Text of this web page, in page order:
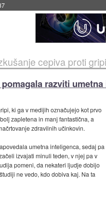
cepiva proti gripi, ki
razviti
ki ga v medijih označujejo kot prvo
zapletena in manj fantastična, a
zdravilnih učinkovin.
umetna inteligenca, sedaj pa
izvajati minuli teden, v njej pa v
pomeni, da nekateri ljudje dobijo
ne vedo, kdo dobiva kaj. Na ta